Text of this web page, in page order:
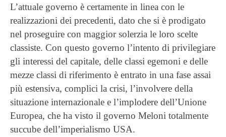
L’attuale governo è certamente in linea con le
realizzazioni dei precedenti, dato che si è prodigato
nel proseguire con maggior solerzia le loro scelte
classiste. Con questo governo l’intento di privilegiare
gli interessi del capitale, delle classi egemoni e delle
mezze classi di riferimento è entrato in una fase assai
più estensiva, complici la crisi, l’involvere della
situazione internazionale e l’implodere dell’Unione
Europea, che ha visto il governo Meloni totalmente
succube dell’imperialismo USA.